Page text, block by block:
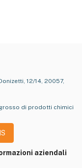
di prodotti chimici
aziendali